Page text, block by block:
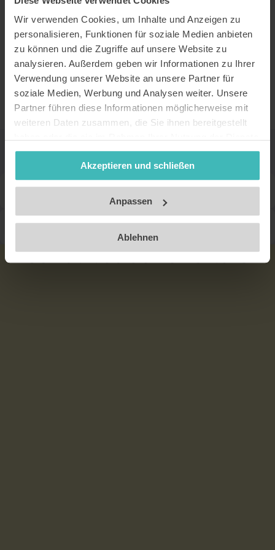
Wir verwenden Cookies, um Inhalte und Anzeigen zu
personalisieren, Funktionen für soziale Medien anbieten
zu können und die Zugriffe auf unsere Website zu
analysieren. Außerdem geben wir Informationen zu Ihrer
Verwendung unserer Website an unsere Partner für
soziale Medien, Werbung und Analysen weiter. Unsere
Partner führen diese Informationen möglicherweise mit
weiteren Daten zusammen, die Sie ihnen bereitgestellt
gesammelt haben. Unsere Datenschutzerklärung finden
Impressum
Akzeptieren und schließen
Anpassen
Ablehnen
Gültigkeit deiner ISIC Karte
prüfen
Merkmale einer gültigen digitalen ISIC (ITIC, IYTC)
Merkmale einer ungültigen digitalen ISIC (ITIC, IYTC)
So nutzt du deine Vorteile